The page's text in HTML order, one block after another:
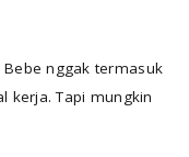
nggak termasuk
kerja. Tapi mungkin